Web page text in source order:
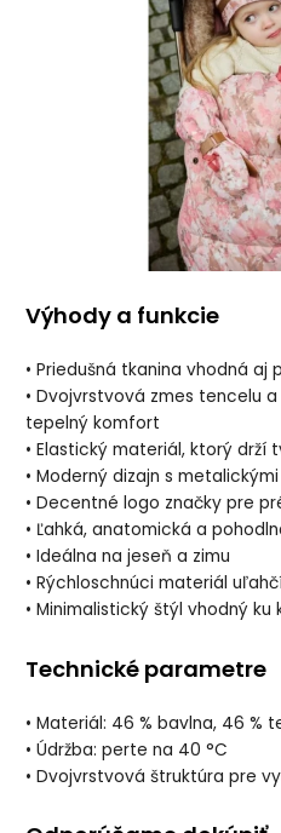
Výhody a funkcie
• Priedušná tkanina vhodná aj
• Dvojvrstvová zmes tencelu
tepelný komfort
• Elastický materiál, ktorý drží
• Moderný dizajn s
• Decentné logo značky pre
• Ľahká, anatomická a
• Ideálna na jeseň a zimu
• Rýchloschnúci materiál
• Minimalistický štýl vhodný
Technické parametre
• Materiál: 46 % bavlna, 46 %
• Údržba: perte na 40 °C
• Dvojvrstvová štruktúra pre